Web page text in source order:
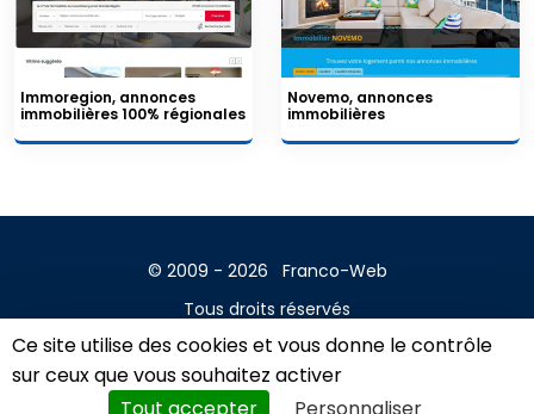
Ce site utilise des cookies et vous donne le contrôle
sur ceux que vous souhaitez activer
Immoregion, annonces
immobilières 100% régionales
Novemo, annonces
immobilières
© 2009 - 2026
Franco-Web
Tous droits réservés
Contact
Mentions légales